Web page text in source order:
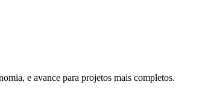
e avance para projetos mais completos.